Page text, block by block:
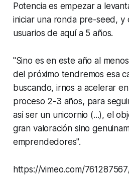
Potencia es empezar a
iniciar una ronda pre-seed, y
usuarios de aquí a 5 años.
"Sino es en este año al
del próximo tendremos esa
buscando, irnos a acelerar
proceso 2-3 años, para
así ser un unicornio (...), el
gran valoración sino
emprendedores".
https://vimeo.com/